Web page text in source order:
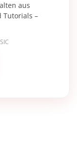
aus
Tutorials –